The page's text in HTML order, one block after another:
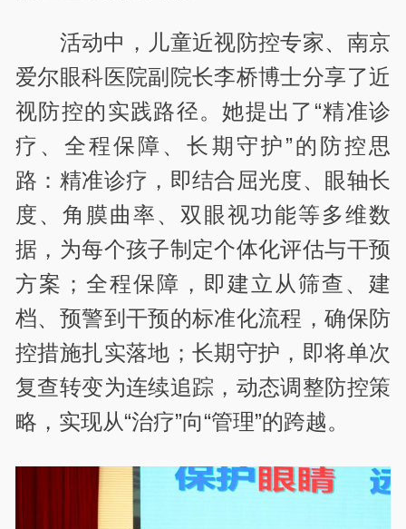
活动中，儿童近视防控专家、南京
爱尔眼科医院副院长李桥博士分享了近
视防控的实践路径。她提出了“精准诊
疗、全程保障、长期守护”的防控思
路：精准诊疗，即结合屈光度、眼轴长
度、角膜曲率、双眼视功能等多维数
据，为每个孩子制定个体化评估与干预
方案；全程保障，即建立从筛查、建
档、预警到干预的标准化流程，确保防
控措施扎实落地；长期守护，即将单次
复查转变为连续追踪，动态调整防控策
略，实现从“治疗”向“管理”的跨越。